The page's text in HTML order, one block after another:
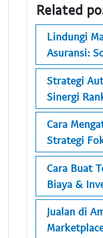
Related
Lindungi
Asuransi:
Strategi
Sinergi
Cara
Strategi
Cara Buat
Biaya &
Jualan di